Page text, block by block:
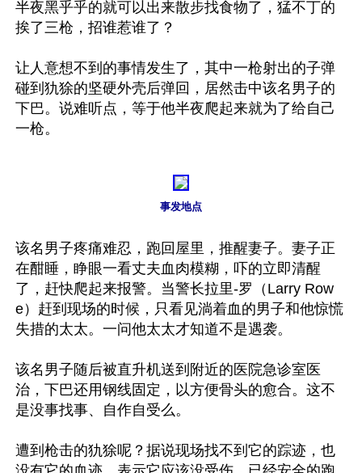
半夜黑乎乎的就可以出来散步找食物了，猛不丁的
挨了三枪，招谁惹谁了？
让人意想不到的事情发生了，其中一枪射出的子弹
碰到犰狳的坚硬外壳后弹回，居然击中该名男子的
下巴。说难听点，等于他半夜爬起来就为了给自己
一枪。
事发地点
该名男子疼痛难忍，跑回屋里，推醒妻子。妻子正
在酣睡，睁眼一看丈夫血肉模糊，吓的立即清醒
了，赶快爬起来报警。当警长拉里-罗（Larry Row
e）赶到现场的时候，只看见淌着血的男子和他惊慌
失措的太太。一问他太太才知道不是遇袭。
该名男子随后被直升机送到附近的医院急诊室医
治，下巴还用钢线固定，以方便骨头的愈合。这不
是没事找事、自作自受么。
遭到枪击的犰狳呢？据说现场找不到它的踪迹，也